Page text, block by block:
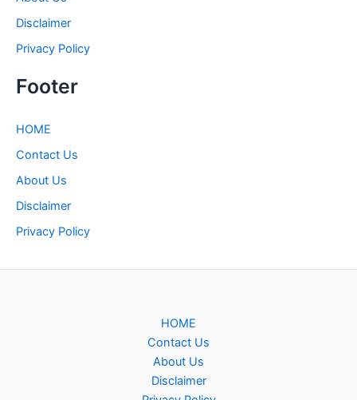
Disclaimer
Privacy Policy
Footer
HOME
Contact Us
About Us
Disclaimer
Privacy Policy
HOME
Contact Us
About Us
Disclaimer